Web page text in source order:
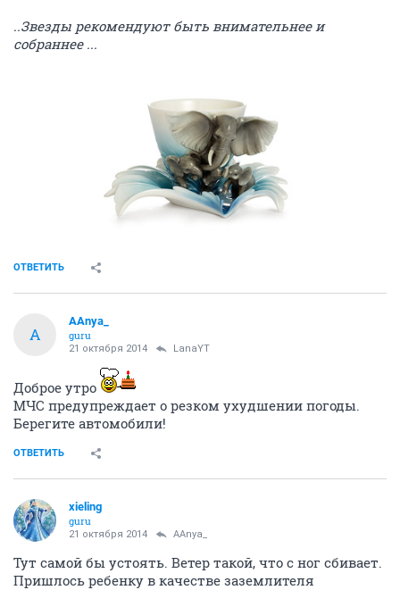
..Звезды рекомендуют быть внимательнее и
собраннее ...
ОТВЕТИТЬ
A
AAnya_
guru
21 октября 2014 LanaYT
Доброе утро
МЧС предупреждает о резком ухудшении погоды.
Берегите автомобили!
ОТВЕТИТЬ
xieling
guru
21 октября 2014 AAnya_
Тут самой бы устоять. Ветер такой, что с ног сбивает.
Пришлось ребенку в качестве заземлителя